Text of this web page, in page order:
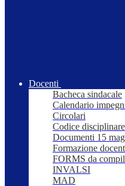
Docenti
Bacheca sindacale
Calendario
Circolari
Codice disciplinare
Documenti 15
Formazione
FORMS da
INVALSI
MAD